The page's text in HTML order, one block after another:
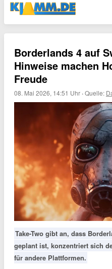
Borderlands 4 auf
Hinweise machen
Freude
08. Mai 2026, 14:51 Uhr ·Quelle:
Take-Two gibt an, dass
geplant ist, konzentriert sich
für andere Plattformen.